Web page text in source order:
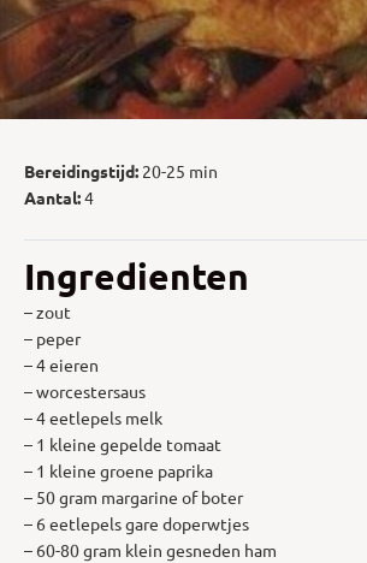
Bereidingstijd: 20-25 min
Aantal:4
Ingredienten
– zout
– peper
– 4 eieren
– worcestersaus
– 4 eetlepels melk
– 1 kleine gepelde tomaat
– 1 kleine groene paprika
– 50 gram margarine of boter
– 6 eetlepels gare doperwtjes
– 60-80 gram klein gesneden ham